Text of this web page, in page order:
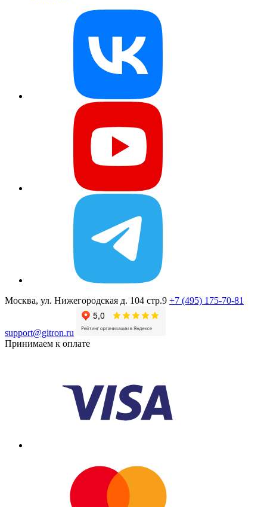
Москва, ул. Нижегородская д. 104 стр.9 +7 (495) 175-70-81
support@gitron.ru
Принимаем к оплате